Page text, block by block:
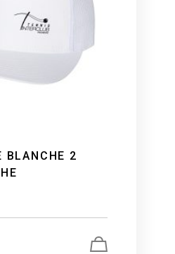
BLANCHE 2